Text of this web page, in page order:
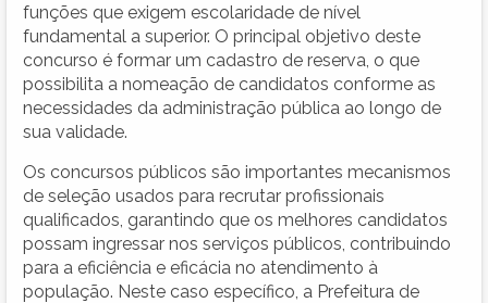
funções que exigem escolaridade de nível
fundamental a superior. O principal objetivo deste
concurso é formar um cadastro de reserva, o que
possibilita a nomeação de candidatos conforme as
necessidades da administração pública ao longo de
sua validade.
Os concursos públicos são importantes mecanismos
de seleção usados para recrutar profissionais
qualificados, garantindo que os melhores candidatos
possam ingressar nos serviços públicos, contribuindo
para a eficiência e eficácia no atendimento à
população. Neste caso específico, a Prefeitura de